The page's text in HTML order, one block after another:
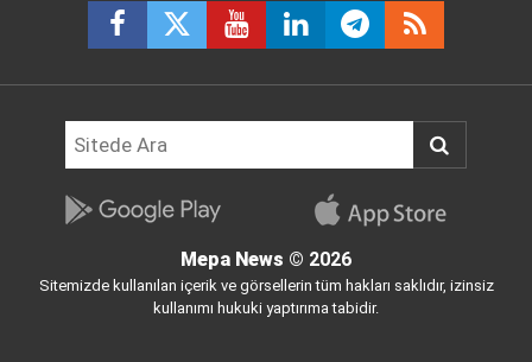
Mepa News © 2026
Sitemizde kullanılan içerik ve görsellerin tüm hakları saklıdır, izinsiz
kullanımı hukuki yaptırıma tabidir.